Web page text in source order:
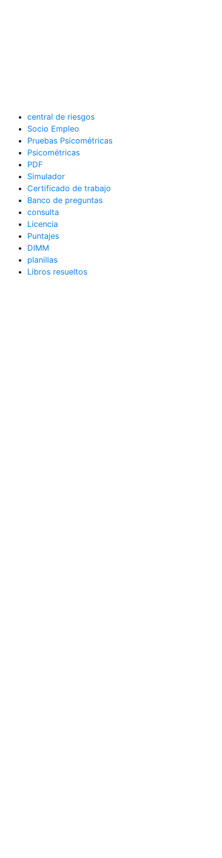
central de riesgos
Socio Empleo
Pruebas Psicométricas
Psicométricas
PDF
Simulador
Certificado de trabajo
Banco de preguntas
consulta
Licencia
Puntajes
DIMM
planillas
Libros resueltos